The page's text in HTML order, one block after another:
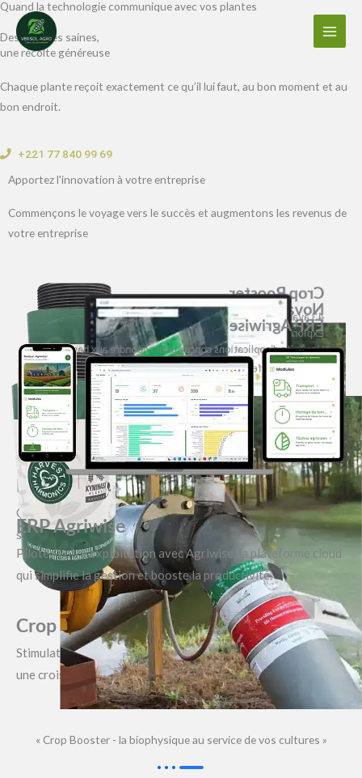
Aller
contenu
Quand la technologie communique avec vos plantes
Des cultures saines,
une récolte généreuse
Chaque plante reçoit exactement ce qu’il lui faut, au bon moment et au
bon endroit.
+221 77 840 99 69
Apportez l'innovation à votre entreprise
Commençons le voyage vers le succès et augmentons les revenus de
votre entreprise
Crop Booster
Stimulation naturelle des plantes grâce à la biophysique pour
une croissance plus forte et saine.
Crop Booster
43 avantages documentés de Kimynasi Plants® Crop
Booster™
Nova Digital Farming Africa
Optimisez vos rendements avec des technologies
satellitaires, capteurs et analyses précises.
Nova Digital Farming Africa
Explorez et tirez parti de la puissance des données
satellitaires pour mieux gérer votre exploitation agricole
ERP Agriwise
Pilotez votre exploitation avec Agriwise, la plateforme cloud
qui simplifie la gestion et booste la productivité.
ERP Agriwise
Une suite d’applications conçue pour répondre aux besoins
précis de vos fermes et station de conditionnements
« Crop Booster - la biophysique au service de vos cultures »